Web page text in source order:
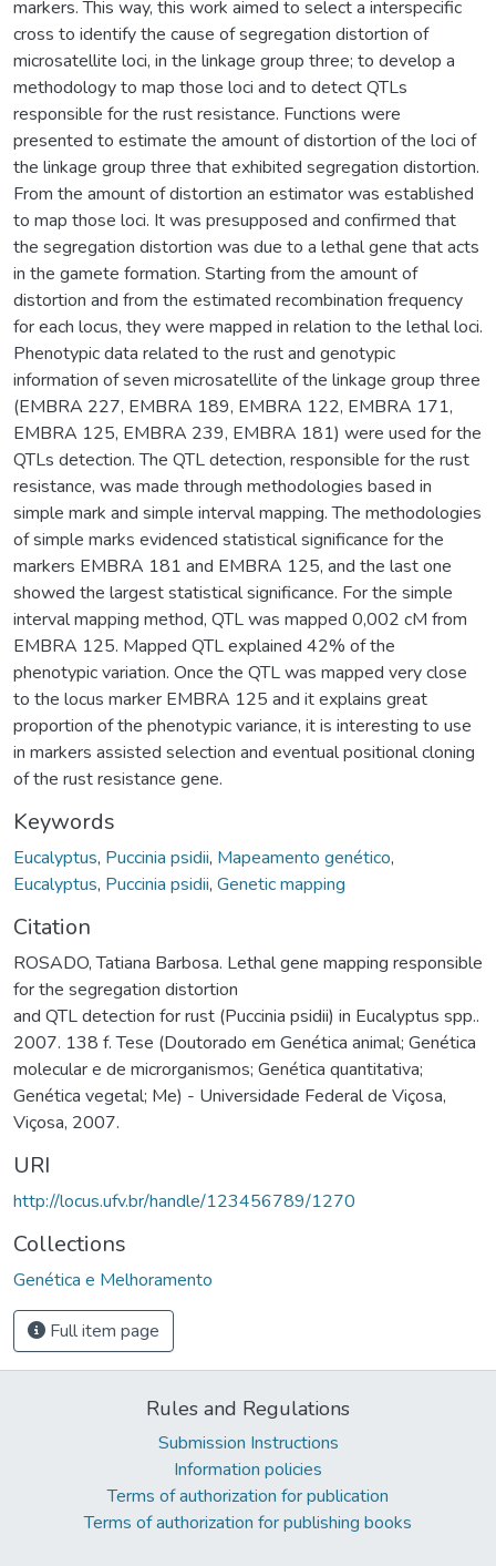
markers. This way, this work aimed to select a interspecific
cross to identify the cause of segregation distortion of
microsatellite loci, in the linkage group three; to develop a
methodology to map those loci and to detect QTLs
responsible for the rust resistance. Functions were
presented to estimate the amount of distortion of the loci of
the linkage group three that exhibited segregation distortion.
From the amount of distortion an estimator was established
to map those loci. It was presupposed and confirmed that
the segregation distortion was due to a lethal gene that acts
in the gamete formation. Starting from the amount of
distortion and from the estimated recombination frequency
for each locus, they were mapped in relation to the lethal loci.
Phenotypic data related to the rust and genotypic
information of seven microsatellite of the linkage group three
(EMBRA 227, EMBRA 189, EMBRA 122, EMBRA 171,
EMBRA 125, EMBRA 239, EMBRA 181) were used for the
QTLs detection. The QTL detection, responsible for the rust
resistance, was made through methodologies based in
simple mark and simple interval mapping. The methodologies
of simple marks evidenced statistical significance for the
markers EMBRA 181 and EMBRA 125, and the last one
showed the largest statistical significance. For the simple
interval mapping method, QTL was mapped 0,002 cM from
EMBRA 125. Mapped QTL explained 42% of the
phenotypic variation. Once the QTL was mapped very close
to the locus marker EMBRA 125 and it explains great
proportion of the phenotypic variance, it is interesting to use
in markers assisted selection and eventual positional cloning
of the rust resistance gene.
Keywords
Eucalyptus, Puccinia psidii, Mapeamento genético,
Eucalyptus, Puccinia psidii, Genetic mapping
Citation
ROSADO, Tatiana Barbosa. Lethal gene mapping responsible
for the segregation distortion
and QTL detection for rust (Puccinia psidii) in Eucalyptus spp..
2007. 138 f. Tese (Doutorado em Genética animal; Genética
molecular e de microrganismos; Genética quantitativa;
Genética vegetal; Me) - Universidade Federal de Viçosa,
Viçosa, 2007.
URI
http://locus.ufv.br/handle/123456789/1270
Collections
Genética e Melhoramento
Full item page
Rules and Regulations
Submission Instructions
Information policies
Terms of authorization for publication
Terms of authorization for publishing books